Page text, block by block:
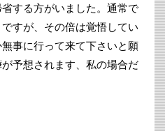
する方がいました。通常で
すが、その倍は覚悟してい
事に行って来て下さいと願
予想されます、私の場合だ